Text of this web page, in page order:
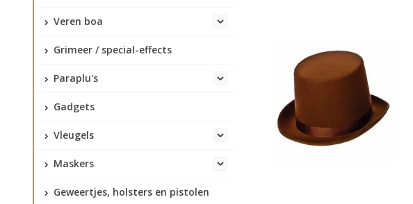
Veren boa
Grimeer / special-effects
Paraplu's
Gadgets
Vleugels
Maskers
Geweertjes, holsters en pistolen